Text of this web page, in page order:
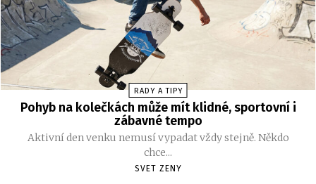
RADY A TIPY
Pohyb na kolečkách může mít klidné, sportovní i
zábavné tempo
Aktivní den venku nemusí vypadat vždy stejně. Někdo
chce...
SVET ZENY